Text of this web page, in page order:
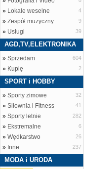
» Lokale weselne 4
» Zespół muzyczny 9
» Usługi 39
AGD,TV,ELEKTRONIKA
» Sprzedam 604
» Kupię 2
SPORT i HOBBY
» Sporty zimowe 32
» Siłownia i Fitness 41
» Sporty letnie 282
» Ekstremalne 6
» Wędkarstwo 26
» Inne 237
MODA i URODA